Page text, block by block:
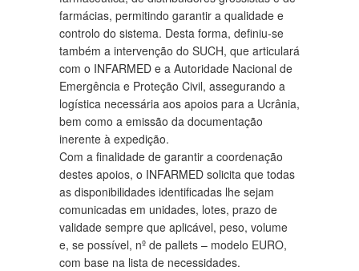
farmácias, permitindo garantir a qualidade e
controlo do sistema. Desta forma, definiu-se
também a intervenção do SUCH, que articulará
com o INFARMED e a Autoridade Nacional de
Emergência e Proteção Civil, assegurando a
logística necessária aos apoios para a Ucrânia,
bem como a emissão da documentação
inerente à expedição.
Com a finalidade de garantir a coordenação
destes apoios, o INFARMED solicita que todas
as disponibilidades identificadas lhe sejam
comunicadas em unidades, lotes, prazo de
validade sempre que aplicável, peso, volume
e, se possível, nº de pallets – modelo EURO,
com base na lista de necessidades.